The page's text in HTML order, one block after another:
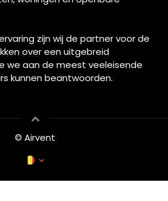
zijn wij de partner voor de
over een uitgebreid
we aan de meest veeleisende
kunnen beantwoorden.
© Airvent